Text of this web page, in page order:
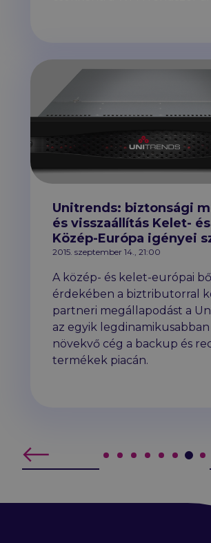
Unitrends: biztonsági
és visszaállítás Kelet- és
Közép-Európa igényei
2015. szeptember 14., 21:00
A közép- és kelet-európai
érdekében a biztributorral
partneri megállapodást a
az egyik legdinamikusabban
növekvő cég a backup és
termékek piacán.
Oldal #1
Oldal #2
Oldal #3
Oldal #4
Oldal #5
Oldal